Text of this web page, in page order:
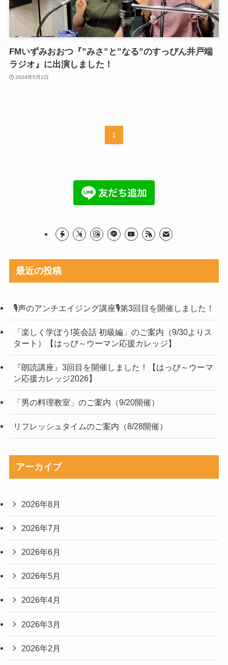
FMいずみおおつ『”みさ”と”なる”のすっぴん井戸端
ラジオ』に出演しました！
2024年5月1日
1
最近の投稿
🎙声のアンチエイジング講座🎙第3回目を開催しました！
「楽しく学ぼう!英会話 初級編」のご案内（9/30よりス
タート）【はっぴ～ウーマン応援カレッジ】
『朗読講座』3回目を開催しました！【はっぴ～ウーマ
ン応援カレッジ2026】
「男の料理教室」のご案内（9/20開催）
リフレッシュタイムのご案内（8/28開催）
アーカイブ
2026年8月
2026年7月
2026年6月
2026年5月
2026年4月
2026年3月
2026年2月